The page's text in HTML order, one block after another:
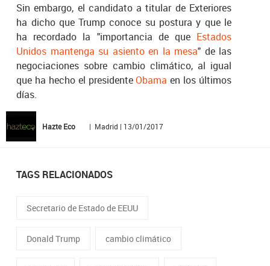
Sin embargo, el candidato a titular de Exteriores
ha dicho que Trump conoce su postura y que le
ha recordado la "importancia de que Estados
Unidos mantenga su asiento en la mesa" de las
negociaciones sobre cambio climático, al igual
que ha hecho el presidenteObama en los últimos
días.
Hazte Eco | Madrid | 13/01/2017
TAGS RELACIONADOS
Secretario de Estado de EEUU
Donald Trump cambio climático